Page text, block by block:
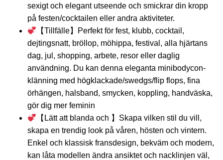
sexigt och elegant utseende och smickrar din kropp
på festen/cocktailen eller andra aktiviteter.
【Tillfälle】Perfekt för fest, klubb, cocktail,
dejtingsnatt, bröllop, möhippa, festival, alla hjärtans
dag, jul, shopping, arbete, resor eller daglig
användning. Du kan denna eleganta minibodycon-
klänning med högklackade/swedgs/flip flops, fina
örhängen, halsband, smycken, koppling, handväska,
gör dig mer feminin
【Lätt att blanda och 】Skapa vilken stil du vill,
skapa en trendig look på våren, hösten och vintern.
Enkel och klassisk fransdesign, bekväm och modern,
kan låta modellen ändra ansiktet och nacklinjen väl,